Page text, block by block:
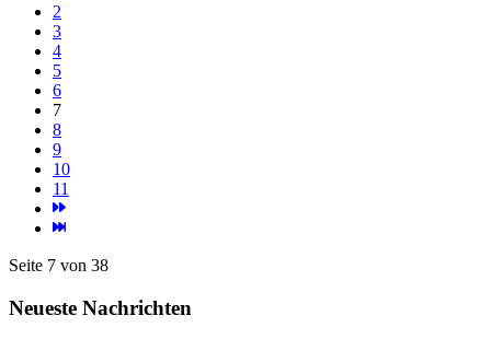
2
3
4
5
6
7
8
9
10
11
Seite 7 von 38
Neueste Nachrichten